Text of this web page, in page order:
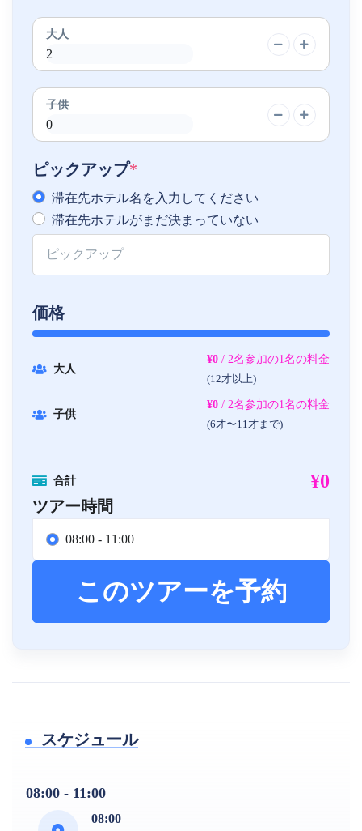
大人
子供
ピックアップ*
滞在先ホテル名を入力してください
滞在先ホテルがまだ決まっていない
価格
大人
¥0 / 2名参加の1名の料金
(12才以上)
子供
¥0 / 2名参加の1名の料金
(6才〜11才まで)
合計 ¥0
ツアー時間
08:00 - 11:00
このツアーを予約
スケジュール
08:00 - 11:00
08:00